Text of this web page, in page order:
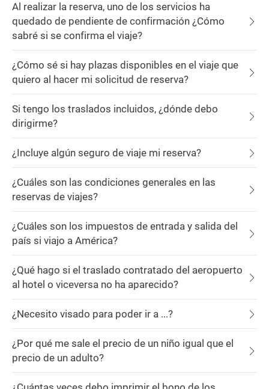
Al realizar la reserva, uno de los servicios ha
quedado de pendiente de confirmación ¿Cómo
sabré si se confirma el viaje?
¿Cómo sé si hay plazas disponibles en el viaje que
quiero al hacer mi solicitud de reserva?
Si tengo los traslados incluidos, ¿dónde debo
dirigirme?
¿Incluye algún seguro de viaje mi reserva?
¿Cuáles son las condiciones generales en las
reservas de viajes?
¿Cuáles son los impuestos de entrada y salida del
país si viajo a América?
¿Qué hago si el traslado contratado del aeropuerto
al hotel o viceversa no ha aparecido?
¿Necesito visado para poder ir a ...?
¿Por qué me sale el precio de un niño igual que el
precio de un adulto?